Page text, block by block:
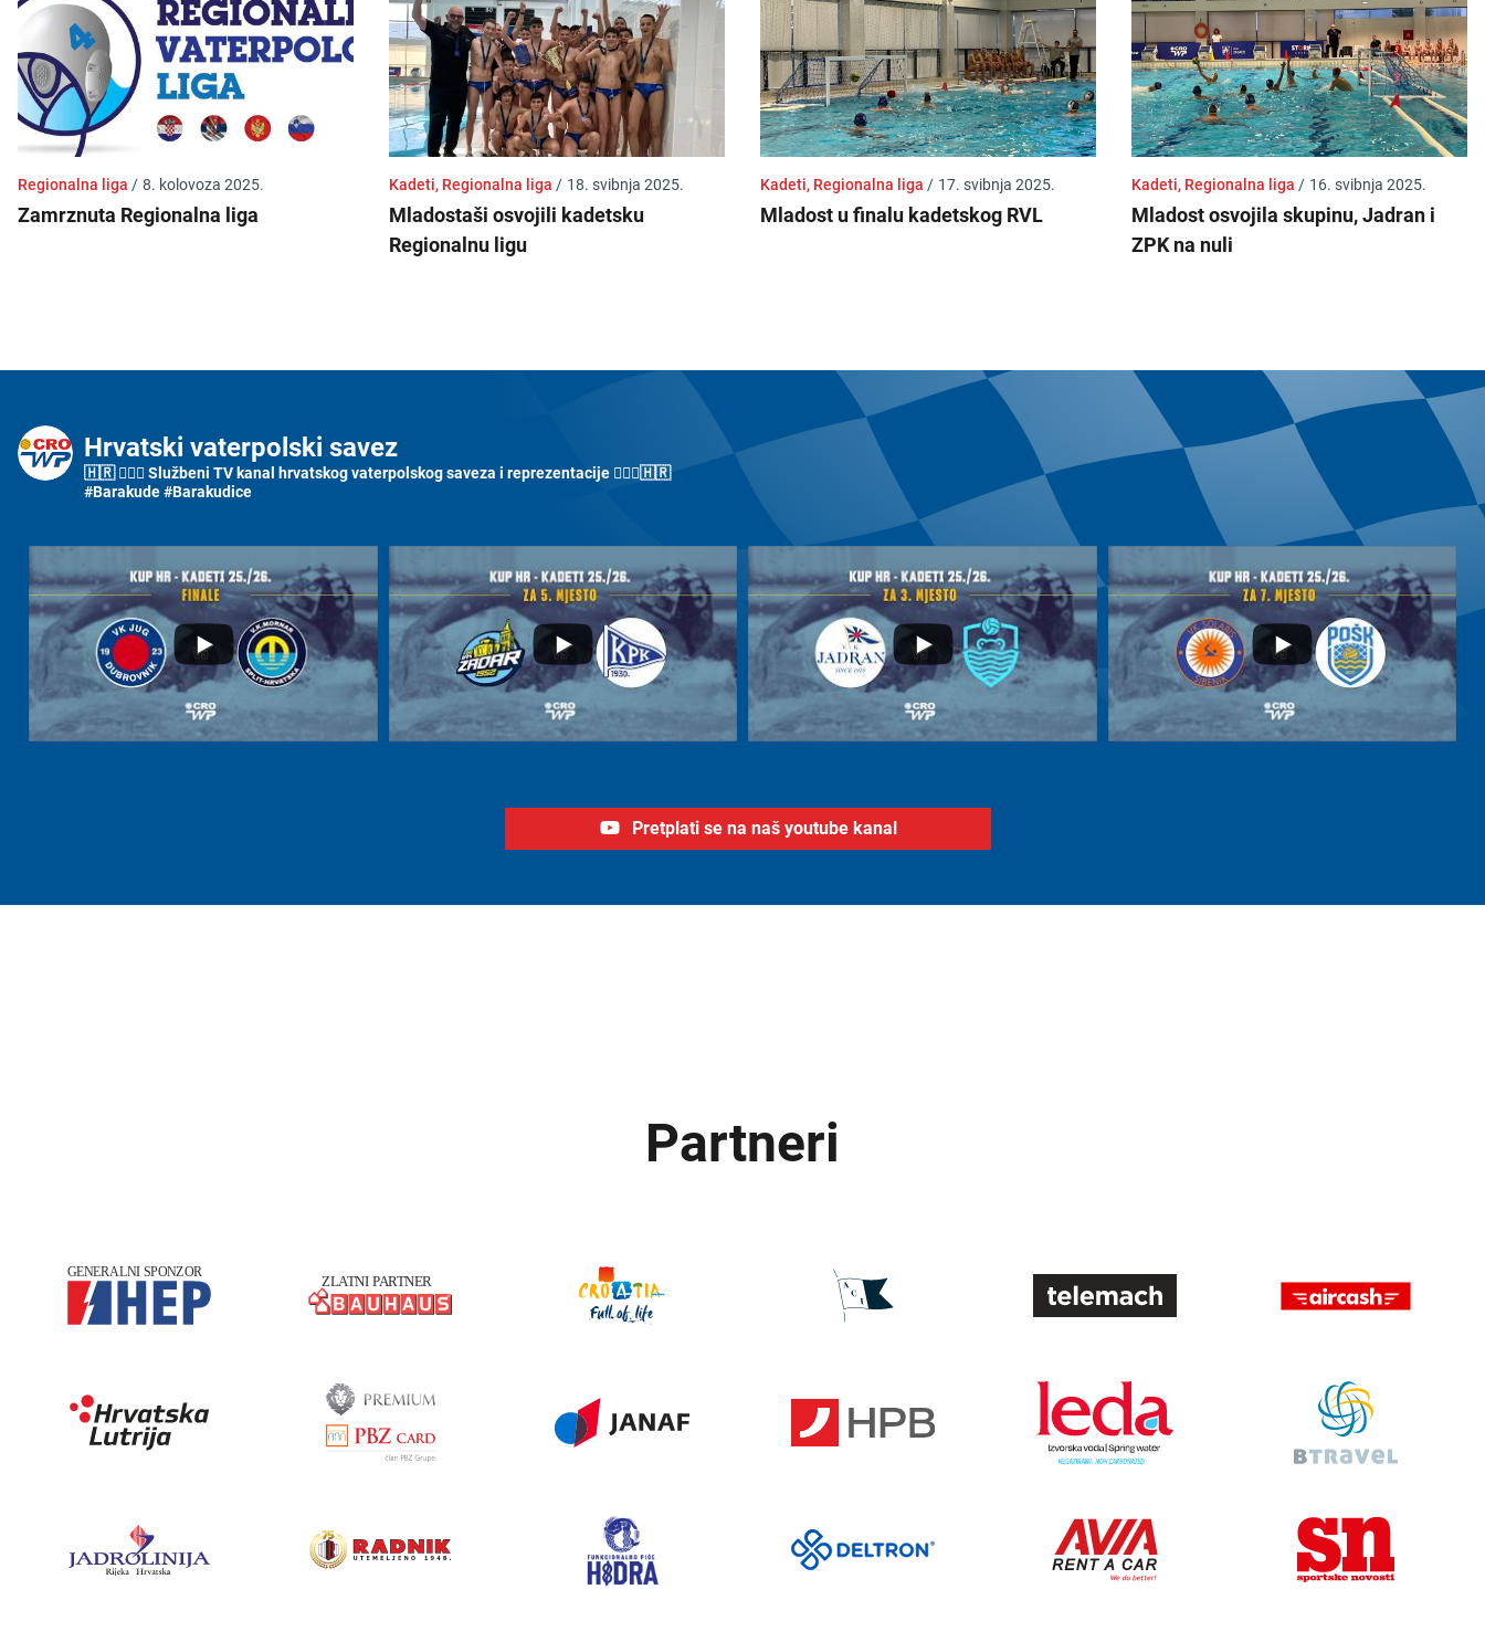
Regionalna liga / 8. kolovoza 2025.
Zamrznuta Regionalna liga
Kadeti, Regionalna liga / 18. svibnja 2025.
Mladostaši osvojili kadetsku
Regionalnu ligu
Kadeti, Regionalna liga / 17. svibnja 2025.
Mladost u finalu kadetskog RVL
Kadeti, Regionalna liga / 16. svibnja 2025.
Mladost osvojila skupinu, Jadran i
ZPK na nuli
Hrvatski vaterpolski savez
🇭🇷 🤽🏼‍♂️ Službeni TV kanal hrvatskog vaterpolskog saveza i reprezentacije 🤽🏼‍♀️🇭🇷
#Barakude #Barakudice
Pretplati se na naš youtube kanal
Partneri